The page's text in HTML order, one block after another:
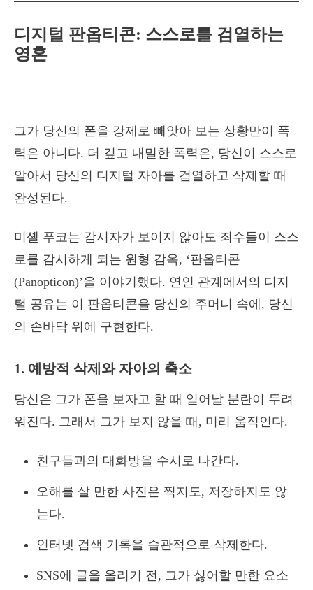
디지털 판옵티콘: 스스로를 검열하는
영혼
그가 당신의 폰을 강제로 빼앗아 보는 상황만이 폭
력은 아니다. 더 깊고 내밀한 폭력은, 당신이 스스로
알아서 당신의 디지털 자아를 검열하고 삭제할 때
완성된다.
미셸 푸코는 감시자가 보이지 않아도 죄수들이 스스
로를 감시하게 되는 원형 감옥, ‘판옵티콘
(Panopticon)’을 이야기했다. 연인 관계에서의 디지
털 공유는 이 판옵티콘을 당신의 주머니 속에, 당신
의 손바닥 위에 구현한다.
1. 예방적 삭제와 자아의 축소
당신은 그가 폰을 보자고 할 때 일어날 분란이 두려
워진다. 그래서 그가 보지 않을 때, 미리 움직인다.
친구들과의 대화방을 수시로 나간다.
오해를 살 만한 사진은 찍지도, 저장하지도 않
는다.
인터넷 검색 기록을 습관적으로 삭제한다.
SNS에 글을 올리기 전, 그가 싫어할 만한 요소